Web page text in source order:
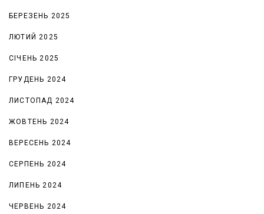
БЕРЕЗЕНЬ 2025
ЛЮТИЙ 2025
СІЧЕНЬ 2025
ГРУДЕНЬ 2024
ЛИСТОПАД 2024
ЖОВТЕНЬ 2024
ВЕРЕСЕНЬ 2024
СЕРПЕНЬ 2024
ЛИПЕНЬ 2024
ЧЕРВЕНЬ 2024